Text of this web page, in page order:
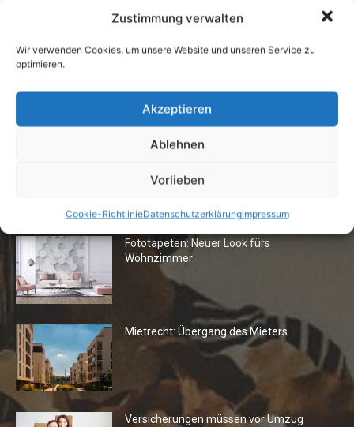
Zustimmung verwalten
Wir verwenden Cookies, um unsere Website und unseren Service zu
optimieren.
Akzeptieren
Ablehnen
Vorlieben
Cookie-RichtlinieDatenschutzerklärungimpressum
24. April 2019
Die Redaktion empfiehlt
Fototapeten: Neuer Look fürs
Wohnzimmer
Mietrecht: Übergang des Mieters
Versicherungen müssen vor Umzug